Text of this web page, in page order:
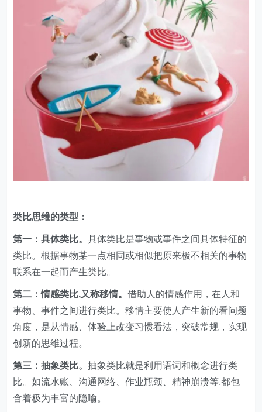
类比思维的类型：
第一：具体类比。具体类比是事物或事件之间具体特征的
类比。根据事物某一点相同或相似把原来极不相关的事物
联系在一起而产生类比。
第二：情感类比,又称移情。借助人的情感作用，在人和
事物、事件之间进行类比。移情主要使人产生新的看问题
角度，是从情感、体验上改变习惯看法，突破常规，实现
创新的思维过程。
第三：抽象类比。抽象类比就是利用语词和概念进行类
比。如流水账、沟通网络、作业瓶颈、精神崩溃等,都包
含着极为丰富的隐喻。